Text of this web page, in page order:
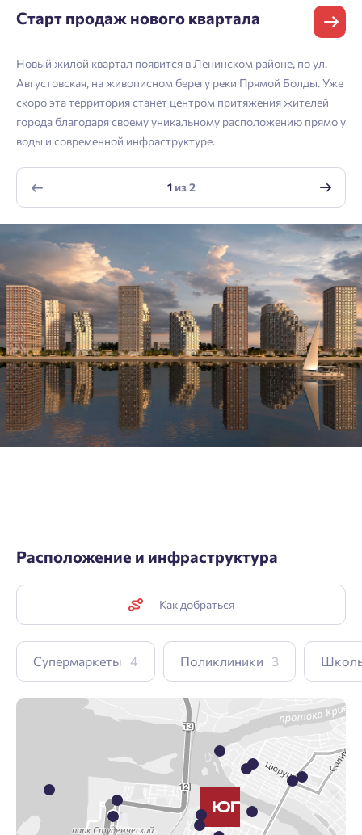
Согласен на обработку персональных данных
Согласен получать информационную рассылку
Отправить
Старт продаж нового квартала
Новый жилой квартал появится в Ленинском районе, по ул.
Августовская, на живописном берегу реки Прямой Болды. Уже
скоро эта территория станет центром притяжения жителей
города благодаря своему уникальному расположению прямо у
воды и современной инфраструктуре.
1из2
Расположение и инфраструктура
Как добраться
Супермаркеты 4 Поликлиники 3
Личный кабинет
Введите номер телефона, чтобы войти или
зарегистрироваться.
Телефон
Нажимая кнопку «Отправить», вы даёте согласие на обработку
персональных данных.
Подтвердить
Личный кабинет
Мы отправили код на номер .
Выслать код повторно через 00:58.
Отправить